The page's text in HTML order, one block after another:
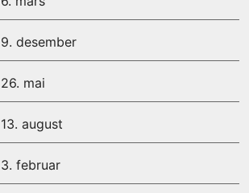
9. desember
26. mai
13. august
3. februar